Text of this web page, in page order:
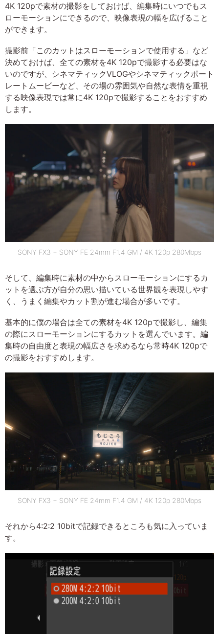
4K 120pで素材の撮影をしておけば、編集時にいつでもス
ローモーションにできるので、映像表現の幅を広げること
ができます。
撮影前「このカットはスローモーションで使用する」など
決めておけば、全ての素材を4K 120pで撮影する必要はな
いのですが、シネマティックVLOGやシネマティックポート
レートムービーなど、その場の雰囲気や自然な表情を重視
する映像表現では常に4K 120pで撮影することをおすすめ
します。
SONY FX3 + SONY FE 24mm F1.4 GM / 4K 120p 280Mbps
そして、編集時に素材の中からスローモーションにするカ
ットを選ぶ方が自分の思い描いている世界観を表現しやす
く、うまく編集やカット割が進む場合が多いです。
基本的に僕の場合は全ての素材を4K 120pで撮影し、編集
の際にスローモーションにするカットを選んでいます。編
集時の自由度と表現の幅広さを求めるなら常時4K 120pで
の撮影をおすすめします。
SONY FX3 + SONY FE 24mm F1.4 GM / 4K 120p 280Mbps
それから4:2:2 10bitで記録できるところも気に入っていま
す。